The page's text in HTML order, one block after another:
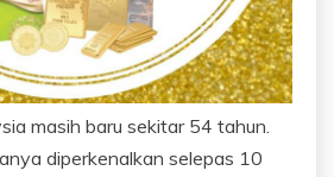
masih baru sekitar 54 tahun.
diperkenalkan selepas 10